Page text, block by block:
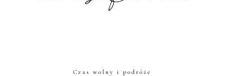
Czas wolny i podróże